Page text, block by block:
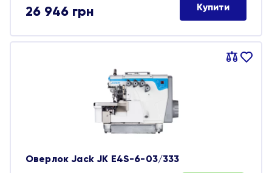
26 946 грн Купити
Порівняти
В
Оверлок Jack JK E4S-6-03/333